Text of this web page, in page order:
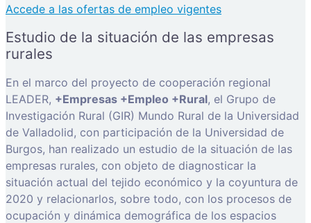
Accede a las ofertas de empleo vigentes
Estudio de la situación de las empresas
rurales
En el marco del proyecto de cooperación regional
LEADER, +Empresas +Empleo +Rural, el Grupo de
Investigación Rural (GIR) Mundo Rural de la Universidad
de Valladolid, con participación de la Universidad de
Burgos, han realizado un estudio de la situación de las
empresas rurales, con objeto de diagnosticar la
situación actual del tejido económico y la coyuntura de
2020 y relacionarlos, sobre todo, con los procesos de
ocupación y dinámica demográfica de los espacios